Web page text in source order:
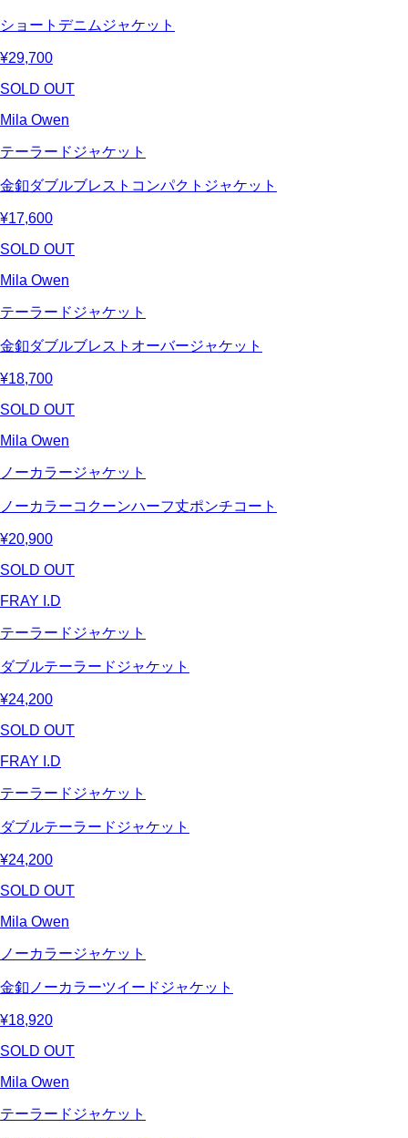
ショートデニムジャケット
¥29,700
SOLD OUT
Mila Owen
テーラードジャケット
金釦ダブルブレストコンパクトジャケット
¥17,600
SOLD OUT
Mila Owen
テーラードジャケット
金釦ダブルブレストオーバージャケット
¥18,700
SOLD OUT
Mila Owen
ノーカラージャケット
ノーカラーコクーンハーフ丈ポンチコート
¥20,900
SOLD OUT
FRAY I.D
テーラードジャケット
ダブルテーラードジャケット
¥24,200
SOLD OUT
FRAY I.D
テーラードジャケット
ダブルテーラードジャケット
¥24,200
SOLD OUT
Mila Owen
ノーカラージャケット
金釦ノーカラーツイードジャケット
¥18,920
SOLD OUT
Mila Owen
テーラードジャケット